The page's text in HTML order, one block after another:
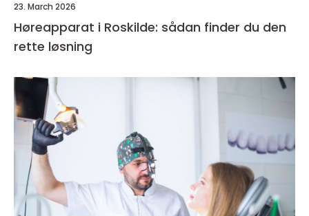
23. March 2026
Høreapparat i Roskilde: sådan finder du den
rette løsning